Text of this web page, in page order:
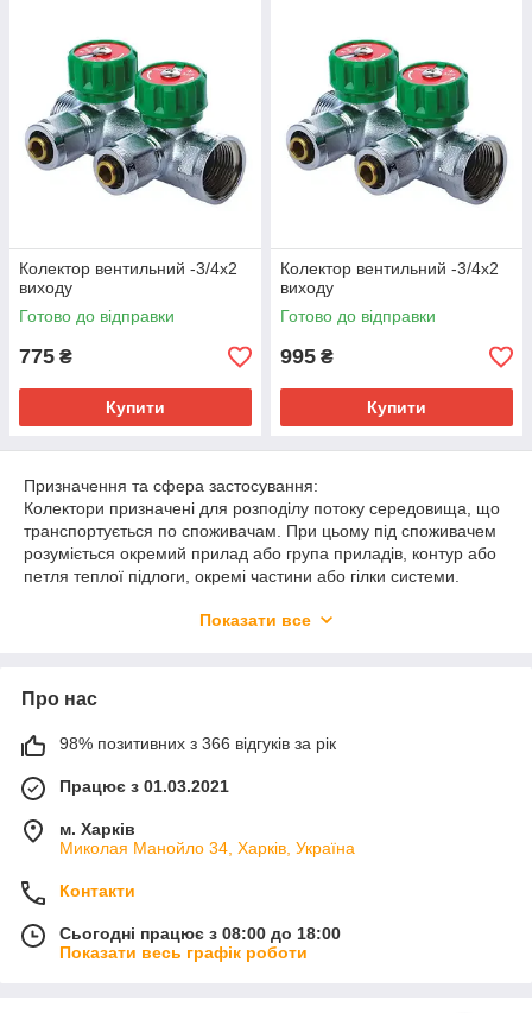
Колектор вентильний -3/4х2
виходу
Готово до відправки
775 ₴
Купити
Колектор вентильний -3/4х2
виходу
Готово до відправки
995 ₴
Купити
Призначення та сфера застосування:
Колектори призначені для розподілу потоку середовища, що
транспортується по споживачам. При цьому під споживачем
розуміється окремий прилад або група приладів, контур або
петля теплої підлоги, окремі частини або гілки системи.
систем холодного (у тому числі питного) та гарячого
неагресивні до матеріалів елементів колекторних систем.
Колектори з кульовими кранами дозволяють відключати
кожного окремого споживача. Використання кульових кранів
як регулюючу арматуру не допускається.
КОЛЕКТОР З КУЛЬОВИМИ КРАНАМИ І ФІТИНГОМ KR.1125-
Розміри, G2xG1 3/4” x 1/2” 1” x 1/2”
А, мм 93129165 93129165
В, мм 36
З, мм 69 76
Робоча температура теплоносія, ℃ 110
Показати все
Про нас
98% позитивних з 366 відгуків за рік
Працює з 01.03.2021
м. Харків
Миколая Манойло 34, Харків, Україна
Контакти
Сьогодні працює з 08:00 до 18:00
Показати весь графік роботи